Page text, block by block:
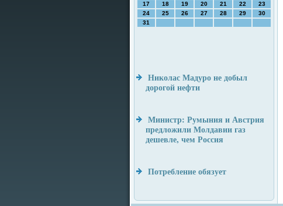
17
18 19 20 21 22
23
24
25 26 27 28 29
30
31
Николас Мадуро не добыл
дорогой нефти
Министр: Румыния и Австрия
предложили Молдавии газ
дешевле, чем Россия
Потребление обязует